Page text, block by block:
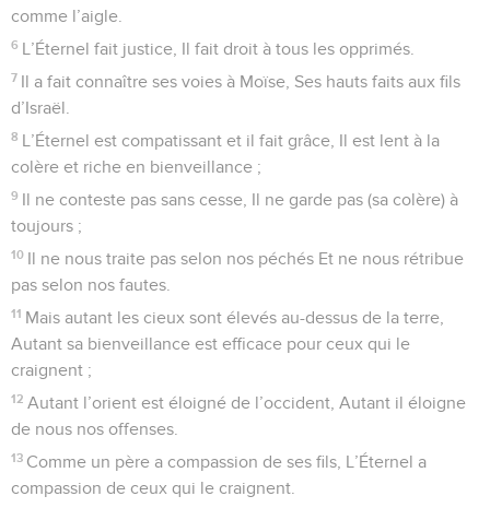
comme l’aigle.
6 L’Éternel fait justice, Il fait droit à tous les opprimés.
7 Il a fait connaître ses voies à Moïse, Ses hauts faits aux fils
d’Israël.
8 L’Éternel est compatissant et il fait grâce, Il est lent à la
colère et riche en bienveillance ;
9 Il ne conteste pas sans cesse, Il ne garde pas (sa colère) à
toujours ;
10 Il ne nous traite pas selon nos péchés Et ne nous rétribue
pas selon nos fautes.
11 Mais autant les cieux sont élevés au-dessus de la terre,
Autant sa bienveillance est efficace pour ceux qui le
craignent ;
12 Autant l’orient est éloigné de l’occident, Autant il éloigne
de nous nos offenses.
13 Comme un père a compassion de ses fils, L’Éternel a
compassion de ceux qui le craignent.